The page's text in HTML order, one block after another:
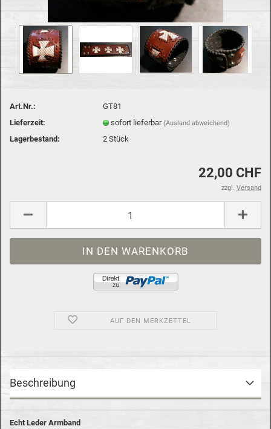
Art.Nr.:
GT81
Lieferzeit:
sofort lieferbar(Ausland abweichend)
Lagerbestand: 2 Stück
22,00 CHF
zzgl. Versand
AUF DEN MERKZETTEL
Beschreibung
Echt Leder Armband